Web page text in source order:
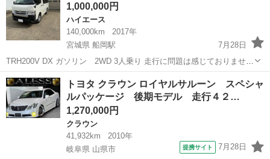
り 両側ス...
1,000,000円
ハイエース
140,000km
2017年
宮城県 船岡駅
7月28日
TRH200V DX ガソリン 2WD 3人乗り 走行に問題は感じておりませ
ん。 ボディに所々傷、一部錆あります。バックドアは当方が購入時よ
り凹み・パテ埋め（自家補修）が目立っております。こちらでも修理
しての引...
宮城 柴田郡 船岡駅 ハイエース 200系
トヨタ クラウン ロイヤルサルーン スペシャ
ルパッケージ 後期モデル 走行４２…
1,270,000円
クラウン
41,932km
2010年
岐阜県 山県市
提携サイト 7月28日